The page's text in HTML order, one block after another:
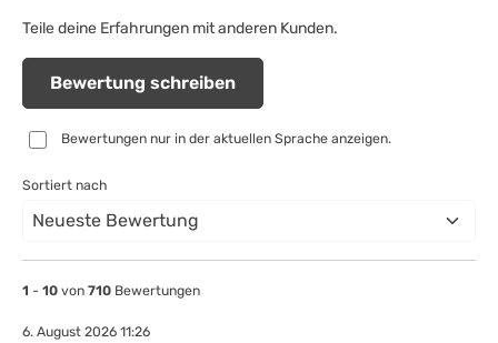
Teile deine Erfahrungen mit anderen Kunden.
Bewertung schreiben
Bewertungen nur in der aktuellen Sprache anzeigen.
Sortiert nach
1 - 10 von 710 Bewertungen
6. August 2026 11:26